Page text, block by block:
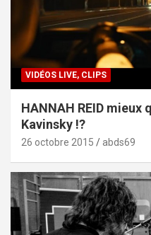
VIDÉOS LIVE, CLIPS
HANNAH REID mieux
Kavinsky !?
26 octobre 2015 abds69